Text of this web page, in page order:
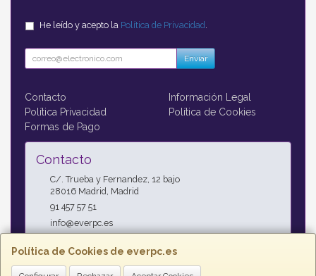
Política de Cookies de everpc.es
He leído y acepto la Política de Privacidad .
Enviar
Contacto
Información Legal
Política Privacidad
Política de Cookies
Formas de Pago
Contacto
C/. Trueba y Fernandez, 12 bajo
28016 Madrid, Madrid
91 457 57 51
info@everpc.es
Horario